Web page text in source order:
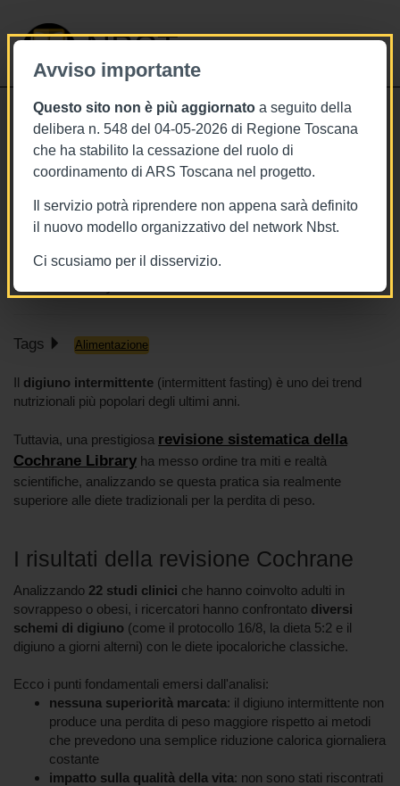
Avviso importante
Questo sito non è più aggiornato a seguito della
delibera n. 548 del 04-05-2026 di Regione Toscana
che ha stabilito la cessazione del ruolo di
coordinamento di ARS Toscana nel progetto.
Il servizio potrà riprendere non appena sarà definito
il nuovo modello organizzativo del network Nbst.
Ci scusiamo per il disservizio.
NBST
26/2/2026
Meglio il digiuno intermittente o la
dieta tradizionale? L'analisi della
Cochrane Library
Cochrane Library
Tags Alimentazione
Il digiuno intermittente (intermittent fasting) è uno dei trend
nutrizionali più popolari degli ultimi anni.
Tuttavia, una prestigiosa revisione sistematica della
Cochrane Library ha messo ordine tra miti e realtà
scientifiche, analizzando se questa pratica sia realmente
superiore alle diete tradizionali per la perdita di peso.
I risultati della revisione Cochrane
Analizzando 22 studi clinici che hanno coinvolto adulti in
sovrappeso o obesi, i ricercatori hanno confrontato diversi
schemi di digiuno (come il protocollo 16/8, la dieta 5:2 e il
digiuno a giorni alterni) con le diete ipocaloriche classiche.
Ecco i punti fondamentali emersi dall'analisi:
nessuna superiorità marcata: il digiuno intermittente non
produce una perdita di peso maggiore rispetto ai metodi
che prevedono una semplice riduzione calorica giornaliera
costante
impatto sulla qualità della vita: non sono stati riscontrati